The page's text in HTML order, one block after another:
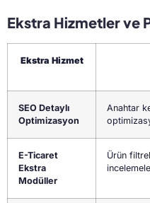
Ekstra Hizmetler ve
Ekstra Hizmet
SEO Detaylı
Optimizasyon
Anahtar
E-Ticaret
Ekstra
Modüller
Ürün